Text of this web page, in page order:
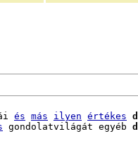
és más ilyen értékes
gondolatvilágát egyéb